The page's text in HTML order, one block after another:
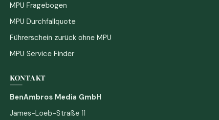
MPU Fragebogen
MPU Durchfallquote
Führerschein zurück ohne MPU
MPU Service Finder
KONTAKT
BenAmbros Media GmbH
James-Loeb-Straße 11